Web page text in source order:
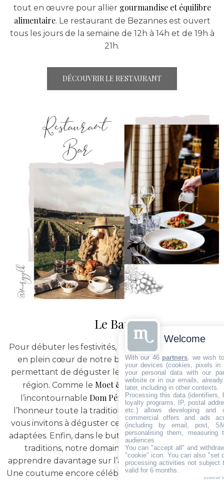
tout en œuvre pour allier gourmandise et équilibre
alimentaire. Le restaurant de Bezannes est ouvert
tous les jours de la semaine de 12h à 14h et de 19h à
21h.
DÉCOUVRIR LE RESTAURANT
Le Bar
Pour débuter les festivités, nous vous accueillerons
en plein cœur de notre bar à champagne, vous
permettant de déguster les plus grands crus de la
région. Comme le Moet & Chandonou encore
l’incontournable Dom Pérignon. Pour mettre à
l’honneur toute la tradition du champagne, nous
vous invitons à déguster celui-ci dans des verreries
adaptées. Enfin, dans le but de respecter toutes les
traditions, notre domaine vous propose d’en
apprendre davantage sur l’art ancestral du sabrage.
Une coutume encore célébrée dans de nombreuses
Welcome
With our 46 partners, we wish
your devices (cookies, pixels
your personal data with our
website or in our emails,
later, including in other contexts.
Processing this data (identifiers,
loyalty programs, IP, postal
etc.) allows developing and
commercial offers and ads
(including by email, post,
personalising them, measuring
audiences.
You can "accept all" and
"cookie" icon. You can also "set
processing activities not subject
valid for 6 months.
powered